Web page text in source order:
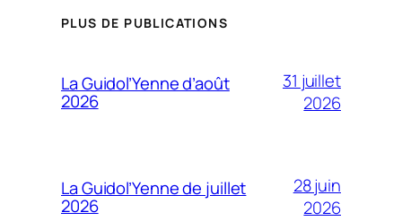
PLUS DE PUBLICATIONS
La Guidol’Yenne d’août
2026
31 juillet
2026
La Guidol’Yenne de juillet
2026
28 juin
2026